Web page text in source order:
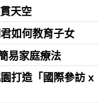
天空
如何教育子女
易家庭療法
打造「國際參訪 x